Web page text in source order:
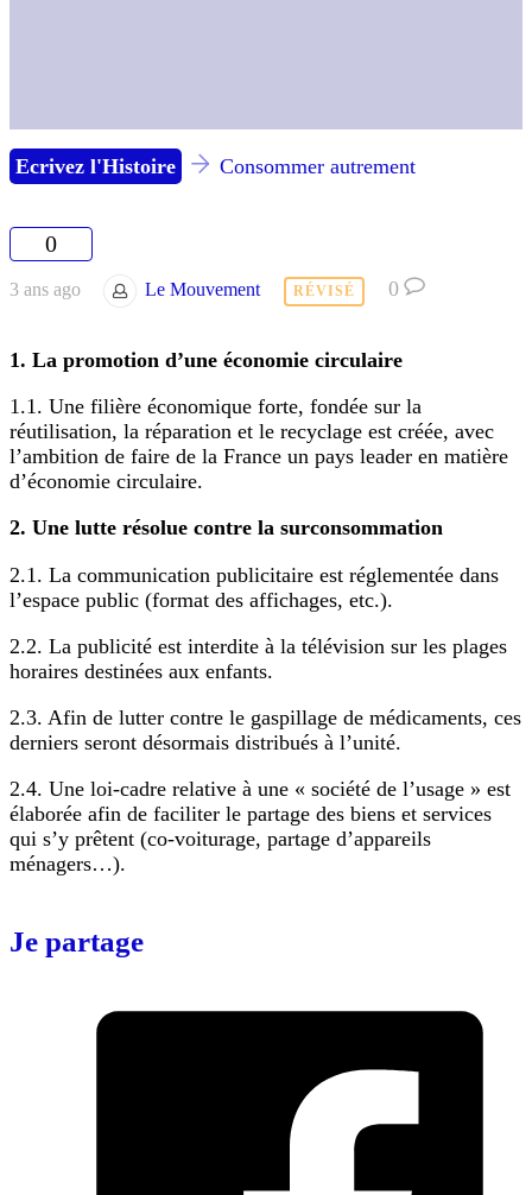
Ecrivez l'Histoire Consommer autrement
0
3 ans ago Le Mouvement RÉVISÉ 0
1. La promotion d’une économie circulaire
1.1. Une filière économique forte, fondée sur la
réutilisation, la réparation et le recyclage est créée, avec
l’ambition de faire de la France un pays leader en matière
d’économie circulaire.
2. Une lutte résolue contre la surconsommation
2.1. La communication publicitaire est réglementée dans
l’espace public (format des affichages, etc.).
2.2. La publicité est interdite à la télévision sur les plages
horaires destinées aux enfants.
2.3. Afin de lutter contre le gaspillage de médicaments, ces
derniers seront désormais distribués à l’unité.
2.4. Une loi-cadre relative à une « société de l’usage » est
élaborée afin de faciliter le partage des biens et services
qui s’y prêtent (co-voiturage, partage d’appareils
ménagers…).
Je partage